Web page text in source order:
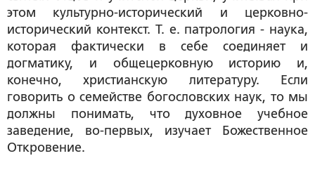
этом культурно-исторический и церковно-
исторический контекст. Т. е. патрология - наука,
которая фактически в себе соединяет и
догматику, и общецерковную историю и,
конечно, христианскую литературу. Если
говорить о семействе богословских наук, то мы
должны понимать, что духовное учебное
заведение, во-первых, изучает Божественное
Откровение.